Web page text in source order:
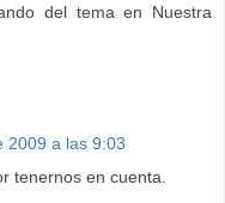
del tema en Nuestra
2009 a las 9:03
tenernos en cuenta.